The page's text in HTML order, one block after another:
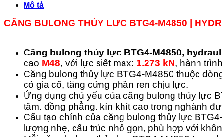
Mô tả
CĂNG BULONG THỦY LỰC BTG4-M4850 |
Căng bulong thủy lực BTG4-M4850,
cao M48, với lực siết max: 1.273 kN, hành
Căng bulong thủy lực BTG4-M4850 thuộc
có gia cố, tăng cứng phần ren chịu lực.
Ứng dụng chủ yếu của căng bulong thủy lực
tâm, đồng phẳng, kín khít cao trong nghành
Cấu tạo chính của căng bulong thủy lực
lượng nhẹ, cấu trúc nhỏ gọn, phù hợp với